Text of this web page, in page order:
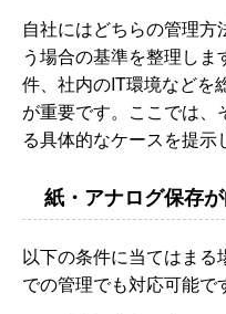
自社にはどちらの管理
う場合の基準を整理し
件、社内のIT環境などを
が重要です。ここでは
る具体的なケースを提示
紙・アナログ保存
以下の条件に当てはま
での管理でも対応可能で